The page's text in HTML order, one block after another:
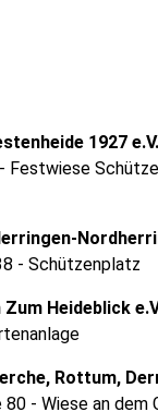
1927 e.V.
Festwiese
- Schützenplatz
Heideblick
Rottum,
- Wiese an dem